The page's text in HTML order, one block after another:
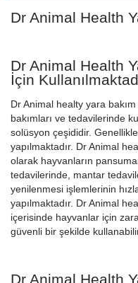
Dr Animal Health
Dr Animal Health
İçin
Dr Animal healty yara
bakımları ve tedavilerinde
solüsyon çeşididir.
yapılmaktadır. Dr Animal
olarak hayvanların
tedavilerinde, mantar
yenilenmesi işlemlerinin
yapılmaktadır. Dr Animal
içerisinde hayvanlar için
güvenli bir şekilde
Dr Animal Health